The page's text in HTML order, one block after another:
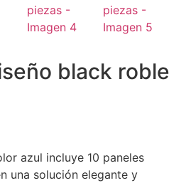
black roble
azul incluye 10 paneles
una solución elegante y